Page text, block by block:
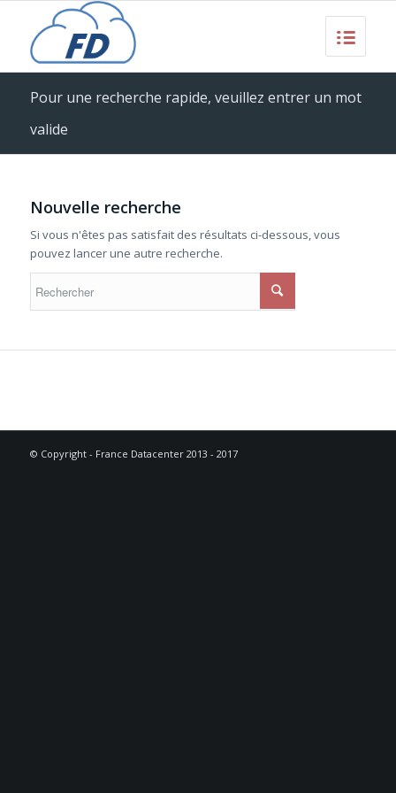
Pour une recherche rapide, veuillez entrer un mot
valide
Nouvelle recherche
Si vous n'êtes pas satisfait des résultats ci-dessous, vous
pouvez lancer une autre recherche.
© Copyright - France Datacenter 2013 - 2017